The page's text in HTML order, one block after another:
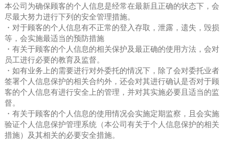
本公司为确保顾客的个人信息是经常在最新且正确的状态下，会
尽最大努力进行下列的安全管理措施。
・对于顾客的个人信息有不正常的登入存取，泄露，遗失，毁损
等，会实施最适当的预防措施
・有关于顾客的个人信息的相关保护及最正确的使用方法，会对
员工进行必要的教育及监督。
・如有业务上的需要进行对外委托的情况下，除了会对委托业者
签署个人信息保护的相关合约外，还会对其进行确认是否对于顾
客的个人信息有进行安全上的管理，并对其实施必要且适当的监
督。
・有关于顾客的个人信息的使用情况会实施定期监察，且会实施
验证个人信息保护管理系统（本公司有关于个人信息保护的相关
措施）及其相关的必要安全措施。